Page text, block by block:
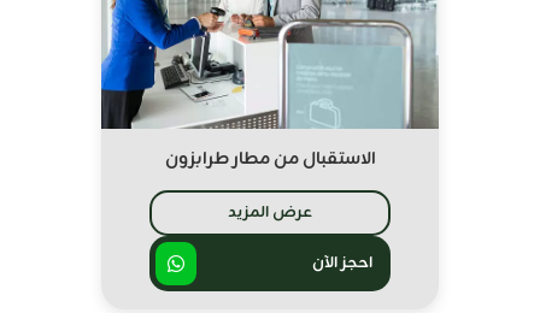
الاستقبال من مطار طرابزون
عرض المزيد
احجز الآن